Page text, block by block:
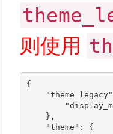
则使用
{
    },
    "theme": {